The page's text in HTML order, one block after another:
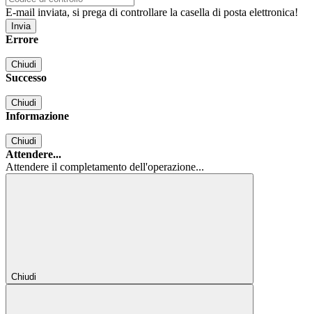
E-mail inviata, si prega di controllare la casella di posta elettronica!
Errore
Chiudi
Successo
Chiudi
Informazione
Chiudi
Attendere...
Attendere il completamento dell'operazione...
Chiudi